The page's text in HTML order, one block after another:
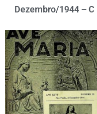
Dezembro/1944 – C